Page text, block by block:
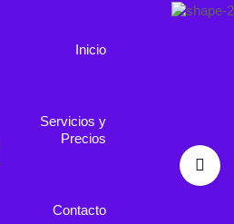
Inicio
Servicios y
Precios
Contacto